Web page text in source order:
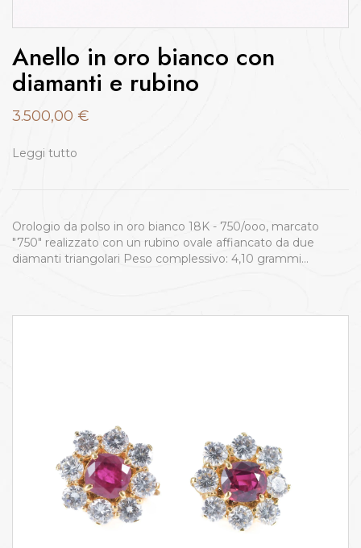
Anello in oro bianco con
diamanti e rubino
3.500,00 €
Leggi tutto
Orologio da polso in oro bianco 18K - 750/ooo, marcato
"750" realizzato con un rubino ovale affiancato da due
diamanti triangolari Peso complessivo: 4,10 grammi…